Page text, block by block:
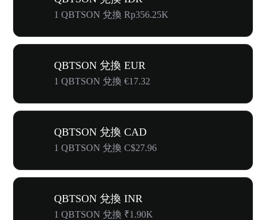
1 QBTSON 兌換 Rp356.25K
QBTSON 兌換 EUR
1 QBTSON 兌換 €17.32
QBTSON 兌換 CAD
1 QBTSON 兌換 C$27.96
QBTSON 兌換 INR
1 QBTSON 兌換 ₹1.90K